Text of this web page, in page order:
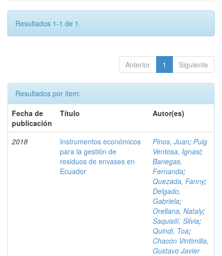
Resultados 1-1 de 1.
Anterior 1 Siguiente
Resultados por ítem:
Fecha de
publicación
Título Autor(es)
2018
Instrumentos económicos
para la gestión de
residuos de envases en
Ecuador
Pinos, Juan; Puig
Ventosa, Ignasi;
Banegas,
Fernanda;
Quezada, Fanny;
Delgado,
Gabriela;
Orellana, Nataly;
Saquisilí, Silvia;
Quindi, Toa;
Chacón Vintimilla,
Gustavo Javier